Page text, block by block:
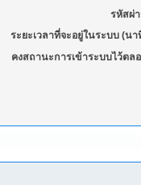
รหัสผ่
ระยะเวลาที่จะอยู่ในระบบ (นา
คงสถานะการเข้าระบบไว้ตล